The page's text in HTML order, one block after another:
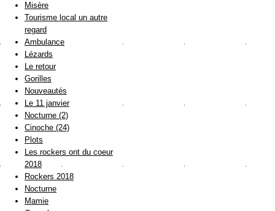
Misère
Tourisme local un autre
regard
Ambulance
Lézards
Le retour
Gorilles
Nouveautés
Le 11 janvier
Nocturne (2)
Cinoche (24)
Plots
Les rockers ont du coeur
2018
Rockers 2018
Nocturne
Mamie